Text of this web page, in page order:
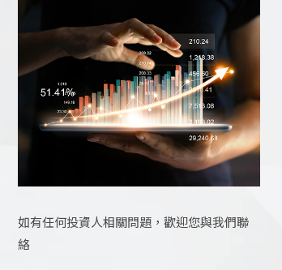
如有任何投資人相關問題，歡迎您與我們聯
絡